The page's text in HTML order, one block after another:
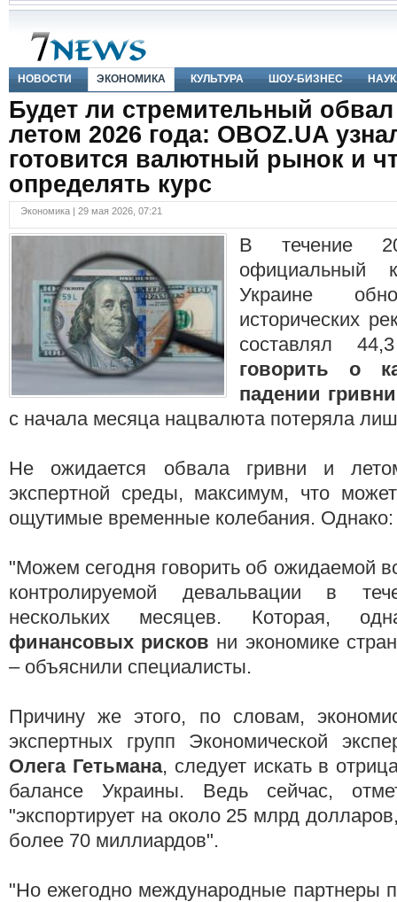
НОВОСТИ ЭКОНОМИКА КУЛЬТУРА ШОУ-БИЗНЕС
Будет ли стремительный
летом 2026 года: OBOZ.UA
готовится валютный рынок и
определять курс
Экономика | 29 мая 2026, 07:21
В течение
официальный
Украине
исторических
составлял
говорить о
падении
с начала месяца нацвалюта потеряла
Не ожидается обвала гривни и
экспертной среды, максимум, что
ощутимые временные колебания. Однако:
"Можем сегодня говорить об ожидаемой
контролируемой девальвации в
нескольких месяцев. Которая,
финансовых рисков ни экономике
– объяснили специалисты.
Причину же этого, по словам,
экспертных групп Экономической
Олега Гетьмана, следует искать в
балансе Украины. Ведь сейчас,
"экспортирует на около 25 млрд
более 70 миллиардов".
"Но ежегодно международные партнеры